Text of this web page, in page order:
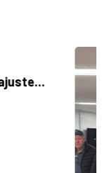
reajuste...